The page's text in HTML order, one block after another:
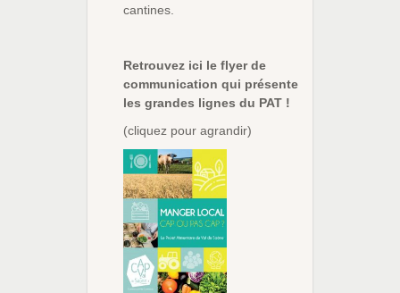
cantines.
Retrouvez ici le flyer de
communication qui présente
les grandes lignes du PAT !
(cliquez pour agrandir)